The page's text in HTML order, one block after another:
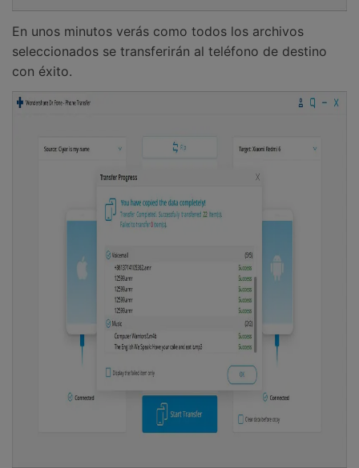
En unos minutos verás como todos los archivos
seleccionados se transferirán al teléfono de destino
con éxito.